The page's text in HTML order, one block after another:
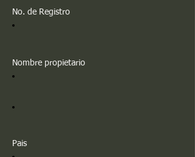
No. de Registro
Nombre propietario
Pais